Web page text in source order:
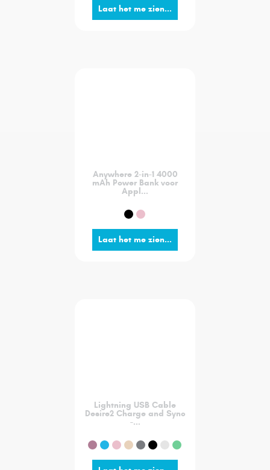
Laat het me zien...
Anywhere 2-in-1 4000
mAh Power Bank voor
Appl...
Laat het me zien...
Lightning USB Cable
Desire2 Charge and Sync
-...